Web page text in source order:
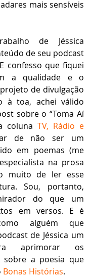
mais sensíveis
de Jéssica
de seu podcast
confesso que fiquei
a qualidade e o
de divulgação
à toa, achei válido
sobre o “Toma Aí
coluna TV, Rádio e
de não ser um
em poemas (me
na prosa
muito de ler esse
Sou, portanto,
do que um
em versos. E é
alguém que
de Jéssica um
aprimorar os
sobre a poesia que
Bonas Histórias.